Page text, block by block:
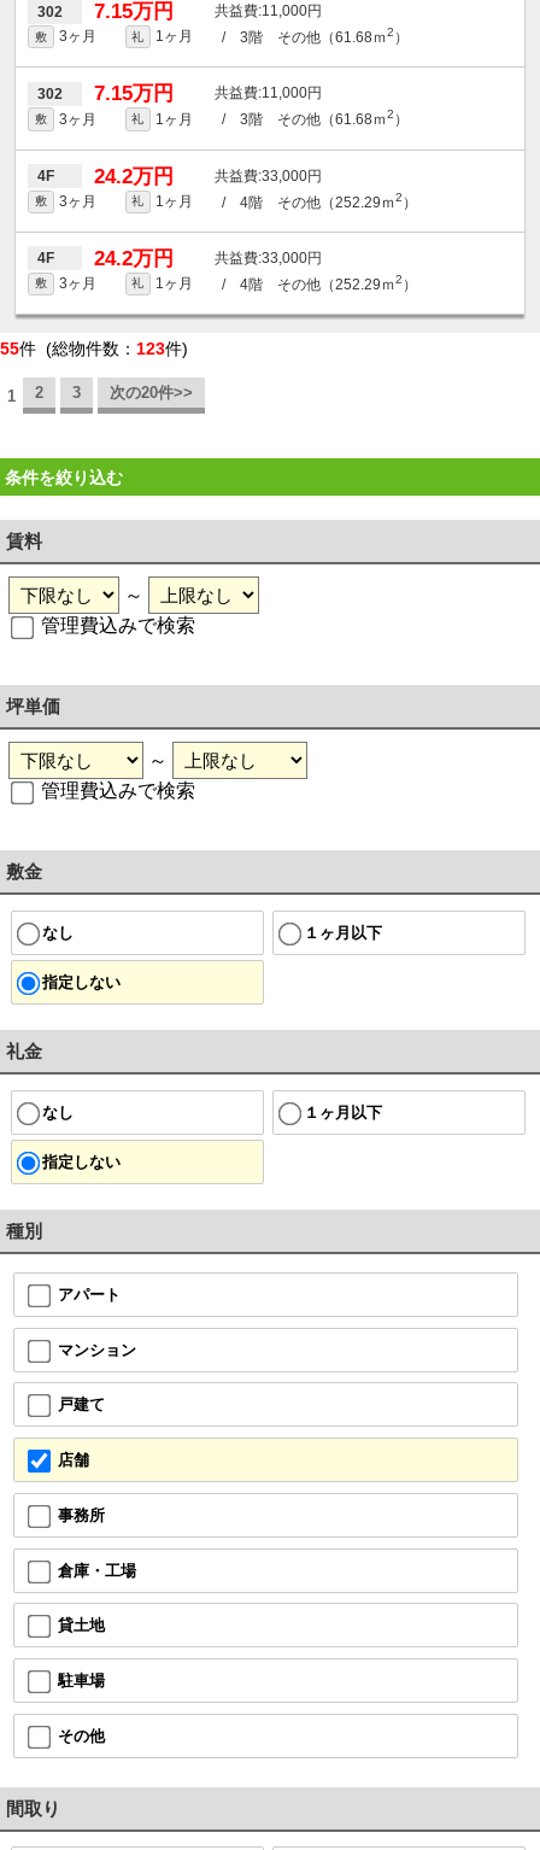
302 7.15万円 11,000円
敷 3ヶ月 礼 1ヶ月 / 3階 その他（61.68ｍ2 ）
302 7.15万円 11,000円
敷 3ヶ月 礼 1ヶ月 / 3階 その他（61.68ｍ2 ）
4F 24.2万円 33,000円
敷 3ヶ月 礼 1ヶ月 / 4階 その他（252.29ｍ2 ）
4F 24.2万円 33,000円
敷 3ヶ月 礼 1ヶ月 / 4階 その他（252.29ｍ2 ）
55件 (総物件数： 123件)
1 2 3 次の20件>>
条件を絞り込む
賃料
～
管理費込みで検索
坪単価
～
管理費込みで検索
敷金
なし １ヶ月以下
指定しない
礼金
なし １ヶ月以下
指定しない
種別
アパート
マンション
戸建て
店舗
事務所
倉庫・工場
貸土地
駐車場
その他
間取り